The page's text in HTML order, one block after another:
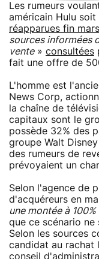
Les rumeurs
américain Hulu soit
réapparues fin mars
sources informées
vente» consultées
fait une offre de
L'homme est
News Corp,
la chaîne de
capitaux sont le
possède 32% des
groupe Walt
des rumeurs de
prévoyaient un
Selon l'agence de
d'acquéreurs en
une montée à
que ce scénario
Selon les sources
candidat au rachat
conseil